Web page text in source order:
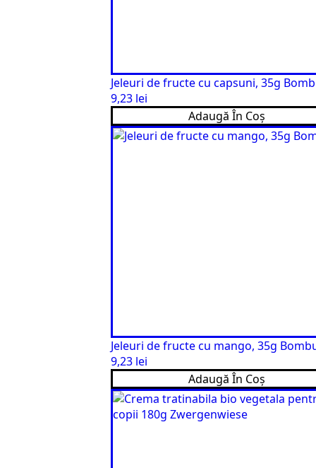
Jeleuri de fructe cu capsuni, 35g
9,23 lei
Adaugă În Coș
Jeleuri de fructe cu mango, 35g
9,23 lei
Adaugă În Coș